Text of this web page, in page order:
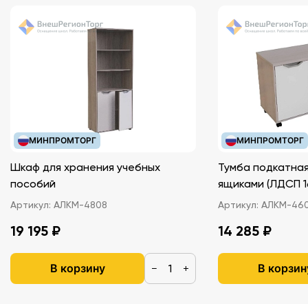
МИНПРОМТОРГ
Шкаф для хранения учебных
пособий
Артикул: АЛКМ-4808
19 195 ₽
В корзину − +
МИНПРОМТОРГ
Тумба
ящиками
Артикул: АЛКМ-
14 285 ₽
В